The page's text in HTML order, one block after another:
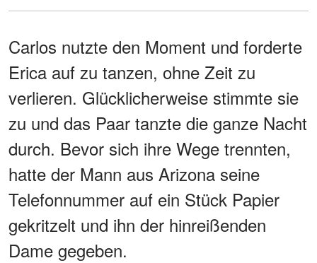
Carlos nutzte den Moment und forderte
Erica auf zu tanzen, ohne Zeit zu
verlieren. Glücklicherweise stimmte sie
zu und das Paar tanzte die ganze Nacht
durch. Bevor sich ihre Wege trennten,
hatte der Mann aus Arizona seine
Telefonnummer auf ein Stück Papier
gekritzelt und ihn der hinreißenden
Dame gegeben.